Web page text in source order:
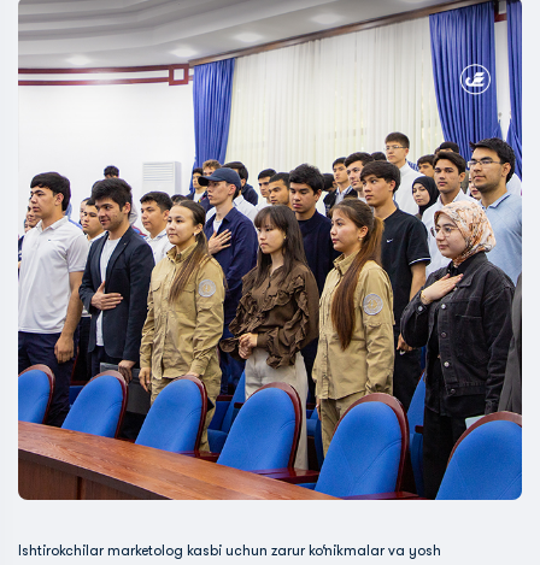
Ishtirokchilar marketolog kasbi uchun zarur ko‘nikmalar va yosh